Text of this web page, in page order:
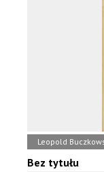
Leopold
Bez tytułu